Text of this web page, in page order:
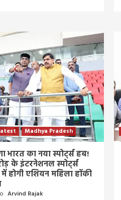
Madhya Pradesh
भारत का नया स्पोर्ट्स हब!
के इंटरनेशनल स्पोर्ट्स
होगी एशियन महिला हॉकी
Arvind Rajak